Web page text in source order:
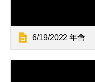
6/19/2022 年會